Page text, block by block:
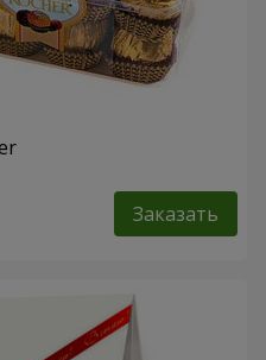
Заказать